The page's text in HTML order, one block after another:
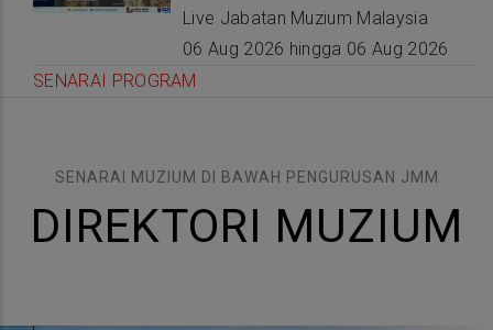
Live Jabatan Muzium Malaysia
06 Aug 2026 hingga 06 Aug 2026
SENARAI PROGRAM
SENARAI MUZIUM DI BAWAH PENGURUSAN JMM
DIREKTORI MUZIUM